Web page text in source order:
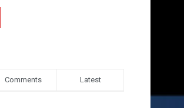
Comments Latest